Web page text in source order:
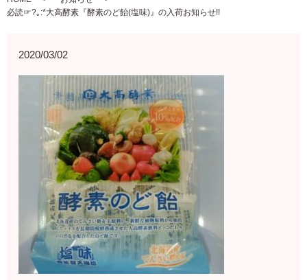
必読☞?｡:*大高酵素『酵素のど飴(塩味)』の入荷お知らせ!!
2020/03/02